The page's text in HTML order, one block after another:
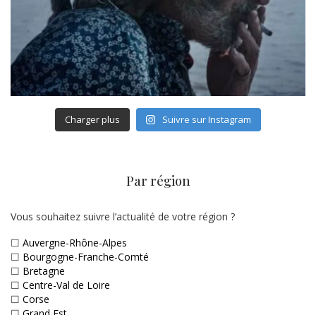
Charger plus Suivre sur Instagram
Par région
Vous souhaitez suivre l’actualité de votre région ?
☐ Auvergne-Rhône-Alpes
☐ Bourgogne-Franche-Comté
☐ Bretagne
☐ Centre-Val de Loire
☐ Corse